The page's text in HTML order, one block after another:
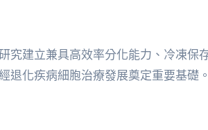
究建立兼具高效率分化能力、冷凍保
退化疾病細胞治療發展奠定重要基礎。